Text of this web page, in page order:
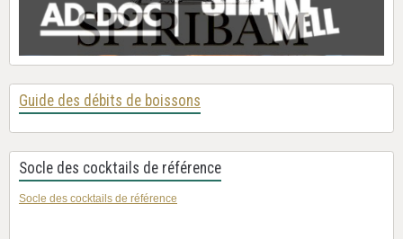
Guide des débits de boissons
Socle des cocktails de référence
Socle des cocktails de référence